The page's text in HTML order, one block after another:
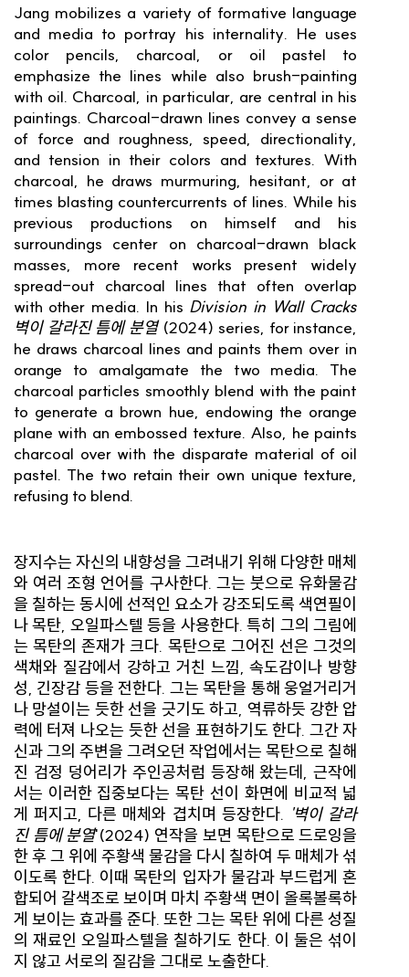
Jang mobilizes a variety of formative language
and media to portray his internality. He uses
color pencils, charcoal, or oil pastel to
emphasize the lines while also brush-painting
with oil. Charcoal, in particular, are central in his
paintings. Charcoal-drawn lines convey a sense
of force and roughness, speed, directionality,
and tension in their colors and textures. With
charcoal, he draws murmuring, hesitant, or at
times blasting countercurrents of lines. While his
previous productions on himself and his
surroundings center on charcoal-drawn black
masses, more recent works present widely
spread-out charcoal lines that often overlap
with other media. In his Division in Wall Cracks
벽이 갈라진 틈에 분열(2024) series, for instance,
he draws charcoal lines and paints them over in
orange to amalgamate the two media. The
charcoal particles smoothly blend with the paint
to generate a brown hue, endowing the orange
plane with an embossed texture. Also, he paints
charcoal over with the disparate material of oil
pastel. The two retain their own unique texture,
refusing to blend.
장지수는 자신의 내향성을 그려내기 위해 다양한 매체
와 여러 조형 언어를 구사한다. 그는 붓으로 유화물감
을 칠하는 동시에 선적인 요소가 강조되도록 색연필이
나 목탄, 오일파스텔 등을 사용한다. 특히 그의 그림에
는 목탄의 존재가 크다. 목탄으로 그어진 선은 그것의
색채와 질감에서 강하고 거친 느낌, 속도감이나 방향
성, 긴장감 등을 전한다. 그는 목탄을 통해 웅얼거리거
나 망설이는 듯한 선을 긋기도 하고, 역류하듯 강한 압
력에 터져 나오는 듯한 선을 표현하기도 한다. 그간 자
신과 그의 주변을 그려오던 작업에서는 목탄으로 칠해
진 검정 덩어리가 주인공처럼 등장해 왔는데, 근작에
서는 이러한 집중보다는 목탄 선이 화면에 비교적 넓
게 퍼지고, 다른 매체와 겹치며 등장한다. '벽이 갈라
진 틈에 분열'(2024) 연작을 보면 목탄으로 드로잉을
한 후 그 위에 주황색 물감을 다시 칠하여 두 매체가 섞
이도록 한다. 이때 목탄의 입자가 물감과 부드럽게 혼
합되어 갈색조로 보이며 마치 주황색 면이 올록볼록하
게 보이는 효과를 준다. 또한 그는 목탄 위에 다른 성질
의 재료인 오일파스텔을 칠하기도 한다. 이 둘은 섞이
지 않고 서로의 질감을 그대로 노출한다.